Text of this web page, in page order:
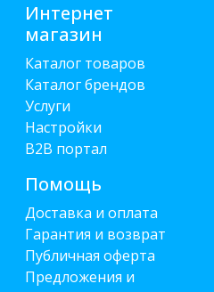
Интернет
магазин
Каталог товаров
Каталог брендов
Услуги
Настройки
B2B портал
Помощь
Доставка и оплата
Гарантия и возврат
Публичная оферта
Предложения и